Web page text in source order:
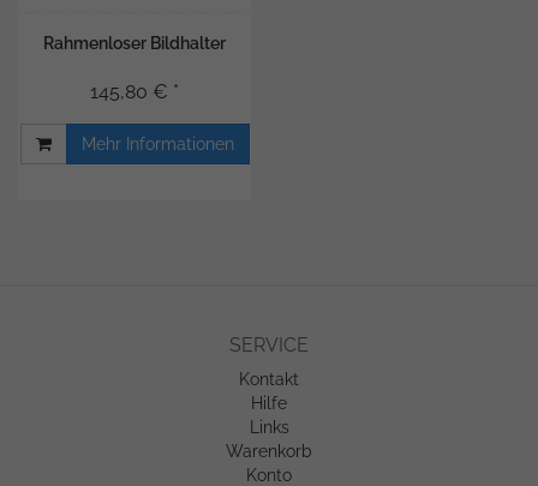
Rahmenloser Bildhalter
145,80 € *
Mehr Informationen
SERVICE
Kontakt
Hilfe
Links
Warenkorb
Konto